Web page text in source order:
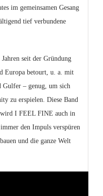
im gemeinsamen Gesang
tief verbundene
seit der Gründung
Europa betourt, u. a. mit
Gulfer – genug, um sich
zu erspielen. Diese Band
I FEEL FINE auch in
den Impuls verspüren
und die ganze Welt